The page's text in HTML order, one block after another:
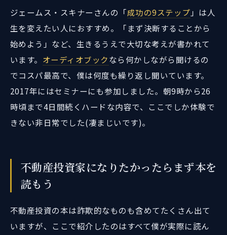
ジェームス・スキナーさんの「成功の9ステップ 」は人
生を変えたい人におすすめ。「まず決断することから
始めよう」など、生きるうえで大切な考えが書かれて
います。 オーディオブックなら何かしながら聞けるの
でコスパ最高で、僕は何度も繰り返し聞いています。
2017年にはセミナーにも参加しました。朝9時から26
時頃まで4日間続くハードな内容で、ここでしか体験で
きない非日常でした(凄まじいです)。
不動産投資家になりたかったらまず本を
読もう
不動産投資の本は詐欺的なものも含めてたくさん出て
いますが、ここで紹介したのはすべて僕が実際に読ん